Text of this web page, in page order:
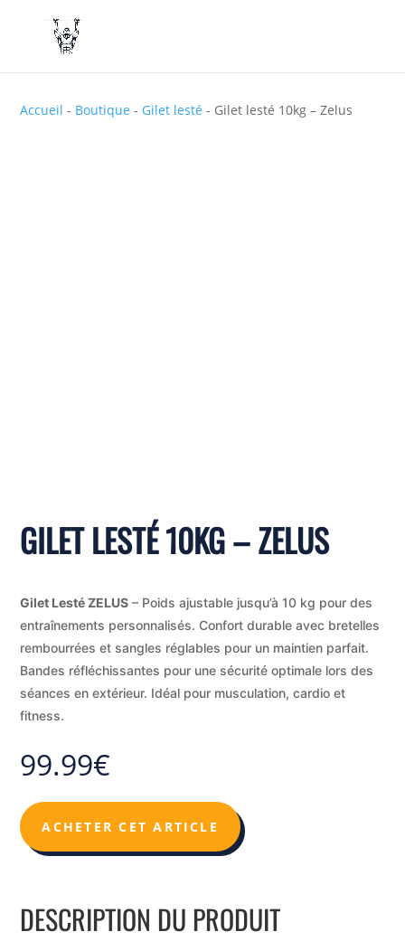
Accueil - Boutique - Gilet lesté - Gilet lesté 10kg – Zelus
GILET LESTÉ 10KG – ZELUS
Gilet Lesté ZELUS – Poids ajustable jusqu’à 10 kg pour des
entraînements personnalisés. Confort durable avec bretelles
rembourrées et sangles réglables pour un maintien parfait.
Bandes réfléchissantes pour une sécurité optimale lors des
séances en extérieur. Idéal pour musculation, cardio et
fitness.
99.99€
ACHETER CET ARTICLE
DESCRIPTION DU PRODUIT